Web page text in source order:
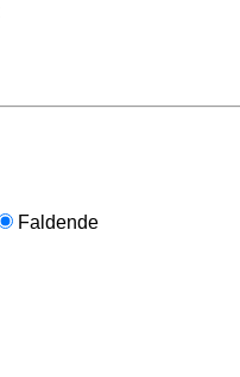
Faldende